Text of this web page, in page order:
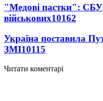
"Медові пастки": СБУ
військових10162
Україна поставила
ЗМІ10115
Читати коментарі